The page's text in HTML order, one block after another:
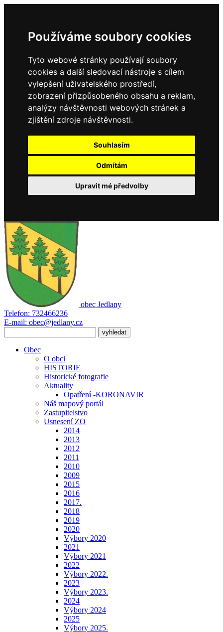
Používáme soubory cookies
Tyto webové stránky používají soubory
cookies a další sledovací nástroje s cílem
vylepšení uživatelského prostředí,
zobrazení přizpůsobeného obsahu a reklam,
analýzy návštěvnosti webových stránek a
zjištění zdroje návštěvnosti.
Souhlasím
Odmítám
Upravit mé předvolby
obec Jedlany
Telefon: 732466236
E-mail: obec@jedlany.cz
Obec
O obci
HISTORIE
Historické fotografie
Aktuality
Opatření -KORONAVIR
Náš mapový portál
Zastupitelstvo
Usnesení ZO
2014
2013
2012
2011
2010
2009
2015
2016
2017.
2018
2019
2020
Výbory 2020
2021
Výbory 2021
2022
Výbory 2022.
2023
Výbory 2023.
2024
Výbory 2024
2025
Výbory 2025.